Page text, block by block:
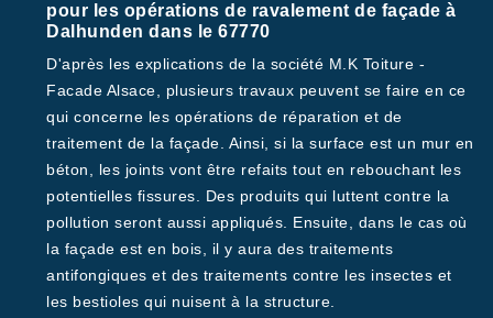
pour les opérations de ravalement de façade à
Dalhunden dans le 67770
D'après les explications de la société M.K Toiture -
Facade Alsace, plusieurs travaux peuvent se faire en ce
qui concerne les opérations de réparation et de
traitement de la façade. Ainsi, si la surface est un mur en
béton, les joints vont être refaits tout en rebouchant les
potentielles fissures. Des produits qui luttent contre la
pollution seront aussi appliqués. Ensuite, dans le cas où
la façade est en bois, il y aura des traitements
antifongiques et des traitements contre les insectes et
les bestioles qui nuisent à la structure.